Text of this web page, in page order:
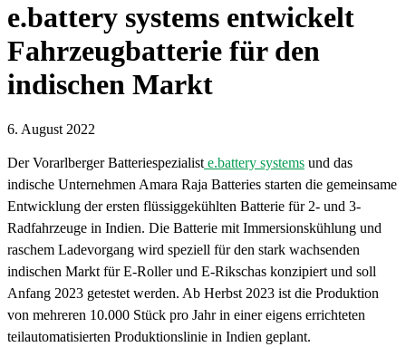
e.battery systems entwickelt
Fahrzeugbatterie für den
indischen Markt
6. August 2022
Der Vorarlberger Batteriespezialist e.battery systems und das
indische Unternehmen Amara Raja Batteries starten die gemeinsame
Entwicklung der ersten flüssiggekühlten Batterie für 2- und 3-
Radfahrzeuge in Indien. Die Batterie mit Immersionskühlung und
raschem Ladevorgang wird speziell für den stark wachsenden
indischen Markt für E-Roller und E-Rikschas konzipiert und soll
Anfang 2023 getestet werden. Ab Herbst 2023 ist die Produktion
von mehreren 10.000 Stück pro Jahr in einer eigens errichteten
teilautomatisierten Produktionslinie in Indien geplant.